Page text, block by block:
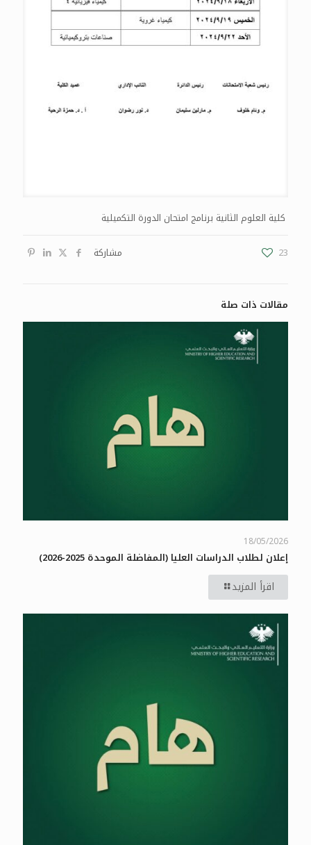
كلية العلوم الثانية برنامج امتحان الدورة التكميلية
مشاركة
23
مقالات ذات صلة
18/05/2026
إعلان لطلاب الدراسات العليا (المفاضلة الموحدة 2025-2026)
اقرأ المزيد